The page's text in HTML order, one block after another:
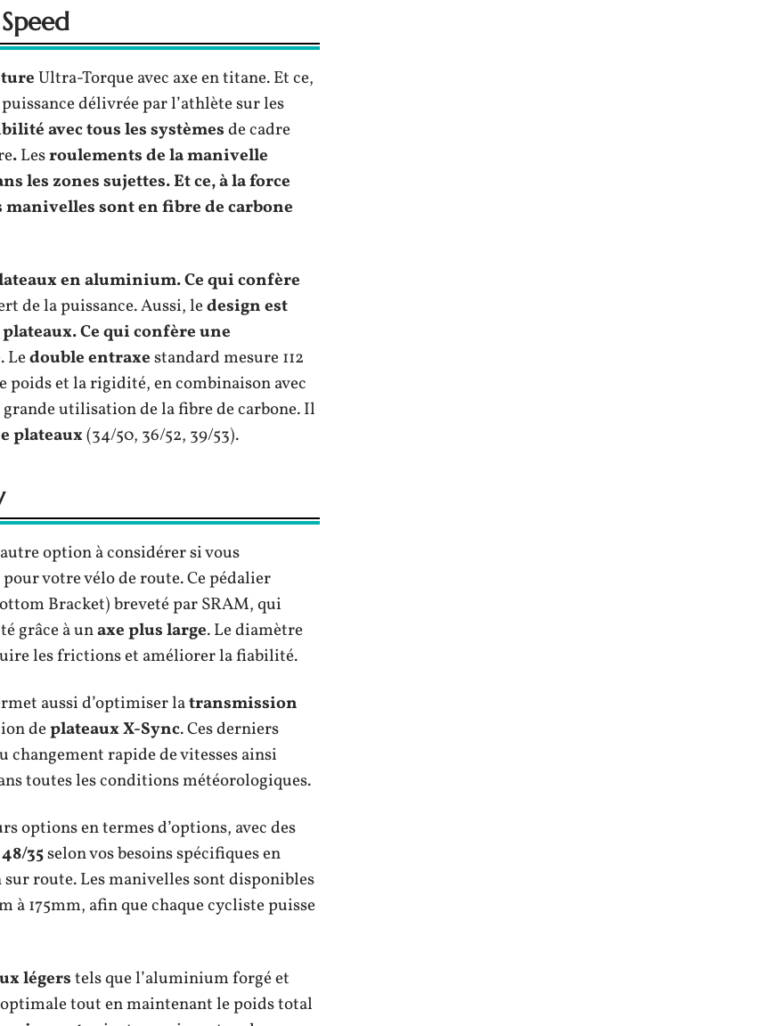
Ultra-Torque avec axe en titane. Et ce,
délivrée par l’athlète sur les
avec tous les systèmesde cadre
.Lesroulements de la manivelle
les zones sujettes. Et ce, à la force
manivellessonten fibre de carbone
en aluminium.Ce qui confère
de la puissance. Aussi, ledesignest
. Ce qui confère une
Ledouble entraxestandard mesure 112
et la rigidité, en combinaison avec
utilisation de la fibre de carbone. Il
plateaux(34/50, 36/52, 39/53).
option à considérer si vous
votre vélo de route. Ce pédalier
Bracket) breveté par SRAM, qui
grâce à unaxe plus large. Le diamètre
les frictions et améliorer la fiabilité.
aussi d’optimiser latransmission
deplateaux X-Sync. Ces derniers
rapide de vitesses ainsi
toutes les conditions météorologiques.
options en termes d’options, avec des
35selon vos besoins spécifiques en
route. Les manivelles sont disponibles
à 175mm, afin que chaque cycliste puisse
légerstels que l’aluminium forgé et
tout en maintenant le poids total